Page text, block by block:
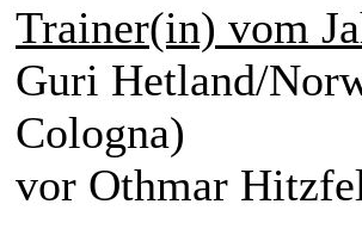
Trainer(in) vom
Guri Hetland/
Cologna)
vor Othmar